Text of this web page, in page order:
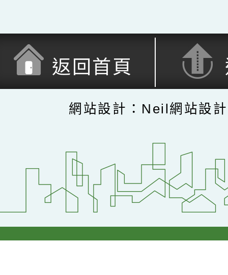
返回首頁
網站設計：Neil網站設